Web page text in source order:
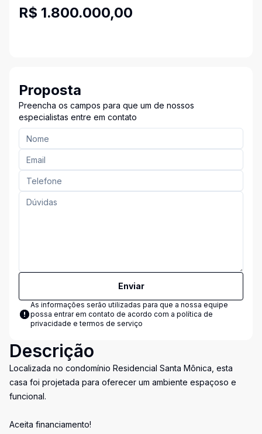
R$ 1.800.000,00
Proposta
Preencha os campos para que um de nossos
especialistas entre em contato
Enviar
As informações serão utilizadas para que a nossa equipe
possa entrar em contato de acordo com a política de
privacidade e termos de serviço
Descrição
Localizada no condomínio Residencial Santa Mônica, esta
casa foi projetada para oferecer um ambiente espaçoso e
funcional.
Aceita financiamento!